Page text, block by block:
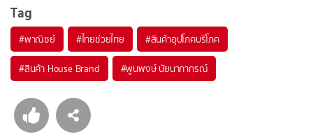
Tag
#พาณิชย์ #ไทยช่วยไทย #สินค้าอุปโภคบริโภค
#สินค้า House Brand #พูนพงษ์ นัยนาภากรณ์